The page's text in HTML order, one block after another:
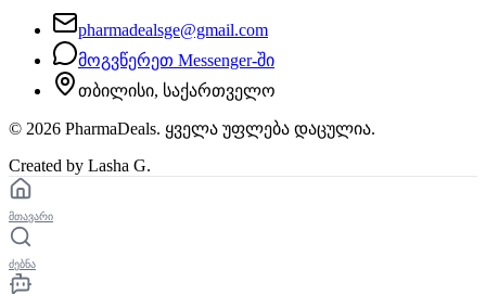
pharmadealsge@gmail.com
მოგვწერეთ Messenger-ში
თბილისი, საქართველო
© 2026 PharmaDeals. ყველა უფლება დაცულია.
Created by Lasha G.
მთავარი
ძებნა